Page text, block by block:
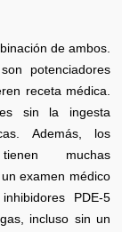
de ambos.
potenciadores
receta médica.
sin la ingesta
Además, los
muchas
examen médico
PDE-5
incluso sin un